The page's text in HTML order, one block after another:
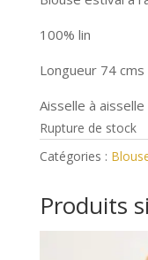
100% lin
Longueur 74 cms
Aisselle à
Rupture de stock
Catégories :
Produits